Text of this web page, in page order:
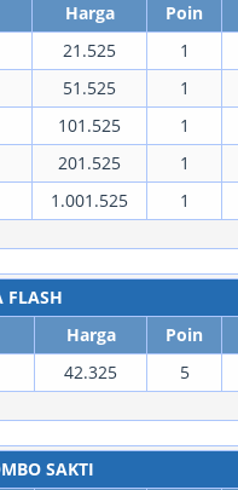
Harga Poin
21.525 1
51.525 1
101.525 1
201.525 1
1.001.525 1
FLASH
Harga Poin
42.325 5
SAKTI